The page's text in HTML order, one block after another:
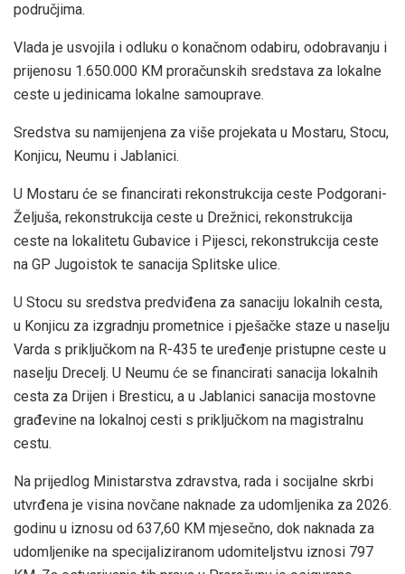
područjima.
Vlada je usvojila i odluku o konačnom odabiru, odobravanju i
prijenosu 1.650.000 KM proračunskih sredstava za lokalne
ceste u jedinicama lokalne samouprave.
Sredstva su namijenjena za više projekata u Mostaru, Stocu,
Konjicu, Neumu i Jablanici.
U Mostaru će se financirati rekonstrukcija ceste Podgorani-
Željuša, rekonstrukcija ceste u Drežnici, rekonstrukcija
ceste na lokalitetu Gubavice i Pijesci, rekonstrukcija ceste
na GP Jugoistok te sanacija Splitske ulice.
U Stocu su sredstva predviđena za sanaciju lokalnih cesta,
u Konjicu za izgradnju prometnice i pješačke staze u naselju
Varda s priključkom na R-435 te uređenje pristupne ceste u
naselju Drecelj. U Neumu će se financirati sanacija lokalnih
cesta za Drijen i Bresticu, a u Jablanici sanacija mostovne
građevine na lokalnoj cesti s priključkom na magistralnu
cestu.
Na prijedlog Ministarstva zdravstva, rada i socijalne skrbi
utvrđena je visina novčane naknade za udomljenika za 2026.
godinu u iznosu od 637,60 KM mjesečno, dok naknada za
udomljenike na specijaliziranom udomiteljstvu iznosi 797